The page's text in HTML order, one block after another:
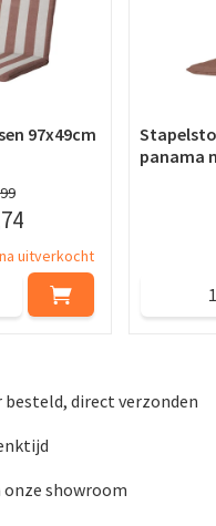
97x49cm
99
74
uitverkocht
panama
besteld, direct verzonden
onze showroom